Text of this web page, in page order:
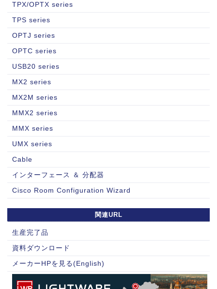
TPX/OPTX series
TPS series
OPTJ series
OPTC series
USB20 series
MX2 series
MX2M series
MMX2 series
MMX series
UMX series
Cable
インターフェース ＆ 分配器
Cisco Room Configuration Wizard
関連URL
生産完了品
資料ダウンロード
メーカーHPを見る(English)